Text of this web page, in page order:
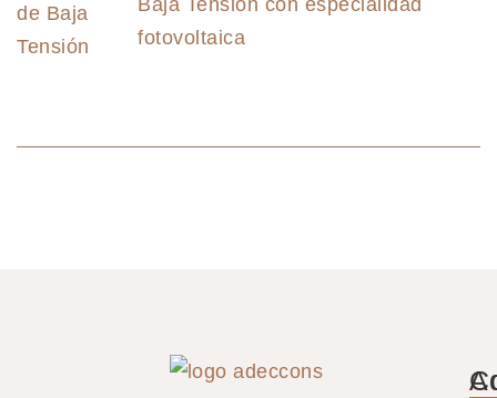
Baja Tensión con especialidad
fotovoltaica